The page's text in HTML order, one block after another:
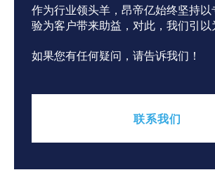
作为行业领头羊，昂帝亿始终坚持
验为客户带来助益，对此，我们引以
如果您有任何疑问，请告诉我们！
联系我们